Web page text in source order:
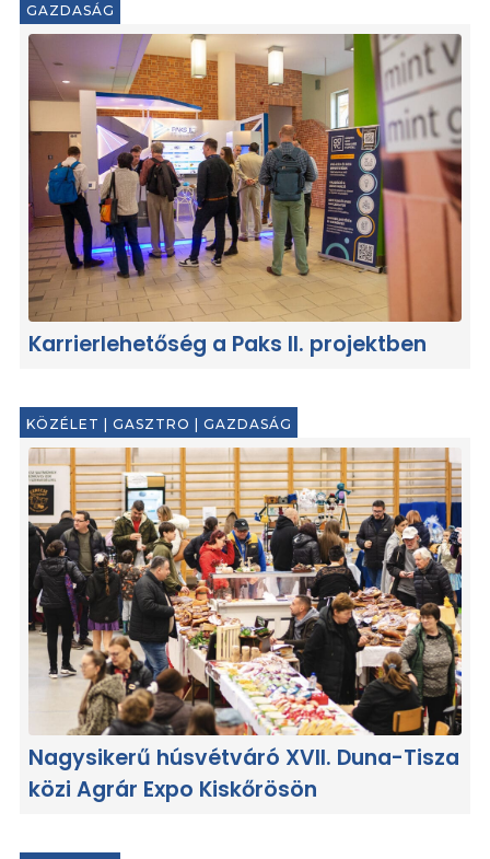
GAZDASÁG
Karrierlehetőség a Paks II. projektben
KÖZÉLET | GASZTRO | GAZDASÁG
Nagysikerű húsvétváró XVII. Duna-Tisza
közi Agrár Expo Kiskőrösön